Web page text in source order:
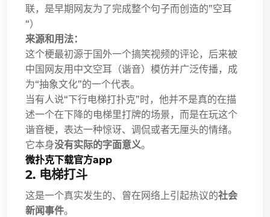
联，是早期网友为了完成整个句子而创造的”空耳
“）
来源和用法：
这个梗最初源于国外一个搞笑视频的评论，后来被
中国网友用中文空耳（谐音）模仿并广泛传播，成
为“抽象文化”的一个代表。
当有人说“下行电梯打扑克”时，他并不是真的在描
述一个在下降的电梯里打牌的场景，而是在玩这个
谐音梗，表达一种惊讶、调侃或者无厘头的情绪。
它本身没有实际的字面意义。
微扑克下载官方app
2. 电梯打斗
这是一个真实发生的、曾在网络上引起热议的社会
新闻事件。